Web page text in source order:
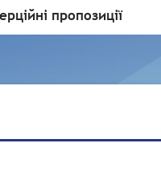
пропозиції